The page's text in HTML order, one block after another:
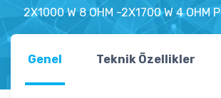
2X1000 W 8 OHM -2X1700 W 4 OHM
Genel Teknik Özellikler